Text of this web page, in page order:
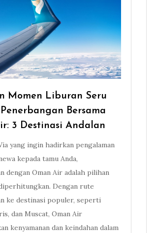
Momen Liburan Seru
Bersama
3 Destinasi Andalan
yang ingin hadirkan pengalaman
kepada tamu Anda,
dengan Oman Air adalah pilihan
Dengan rute
ke destinasi populer, seperti
dan Muscat, Oman Air
kenyamanan dan keindahan dalam